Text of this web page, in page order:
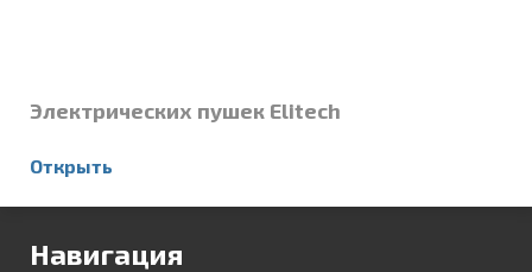
Электрических пушек Elitech
Открыть
Навигация